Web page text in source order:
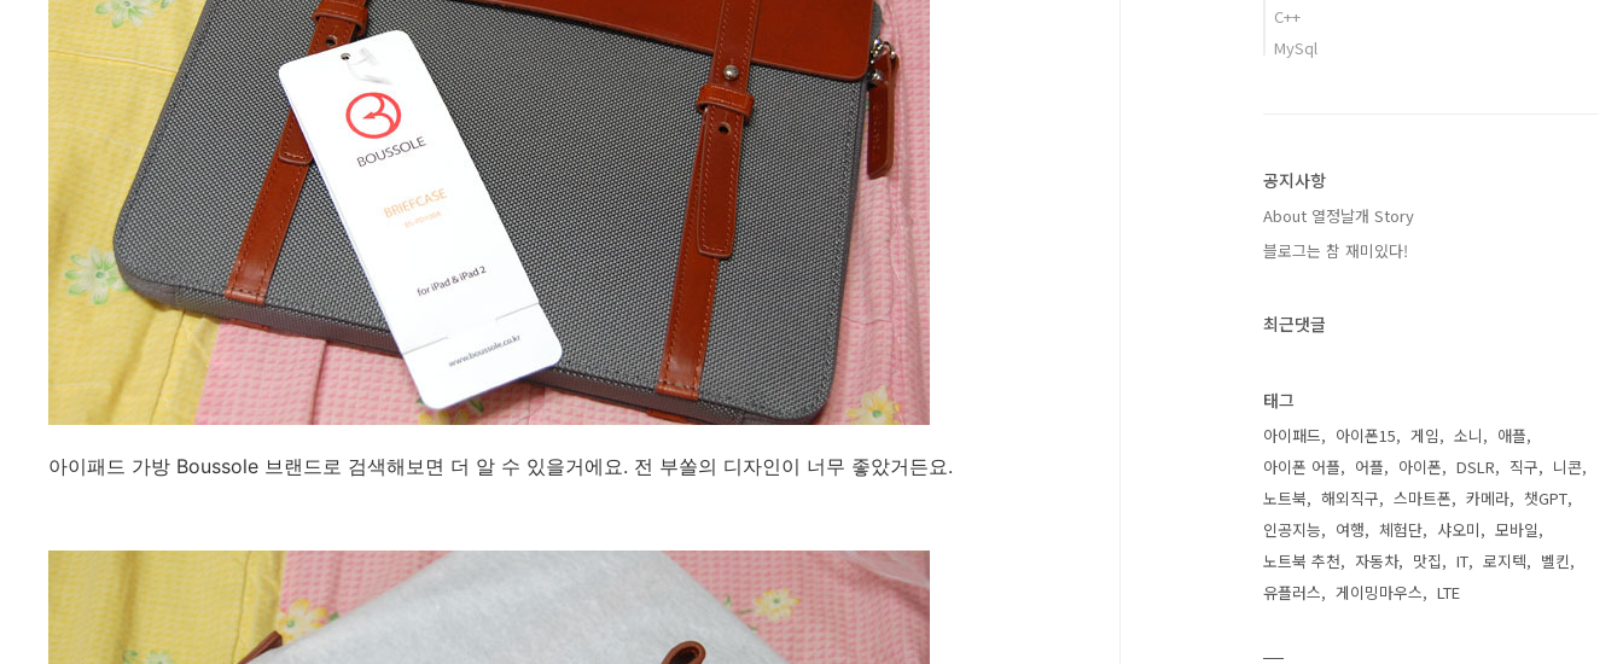
아이패드 가방 Boussole 브랜드로 검색해보면 더 알 수 있을거에요. 전 부쏠의 디자인이 너무 좋았거든요.
C++
MySql
공지사항
About 열정날개 Story
블로그는 참 재미있다!
최근댓글
태그
아이패드 아이폰15 게임 소니
애플
아이폰 어플
어플 아이폰 DSLR 직구
니콘
노트북
해외직구 스마트폰 카메라
챗GPT
인공지능
여행 체험단 샤오미
모바일
노트북 추천
자동차 맛집 IT 로지텍
벨킨
유플러스
게이밍마우스 LTE